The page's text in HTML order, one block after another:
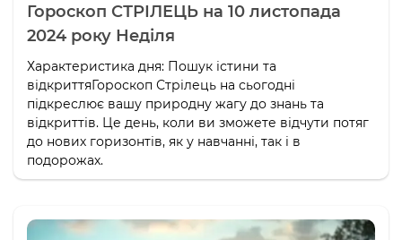
Гороскоп СТРІЛЕЦЬ на 10 листопада
2024 року Неділя
Характеристика дня: Пошук істини та
відкриттяГороскоп Стрілець на сьогодні
підкреслює вашу природну жагу до знань та
відкриттів. Це день, коли ви зможете відчути потяг
до нових горизонтів, як у навчанні, так і в
подорожах.